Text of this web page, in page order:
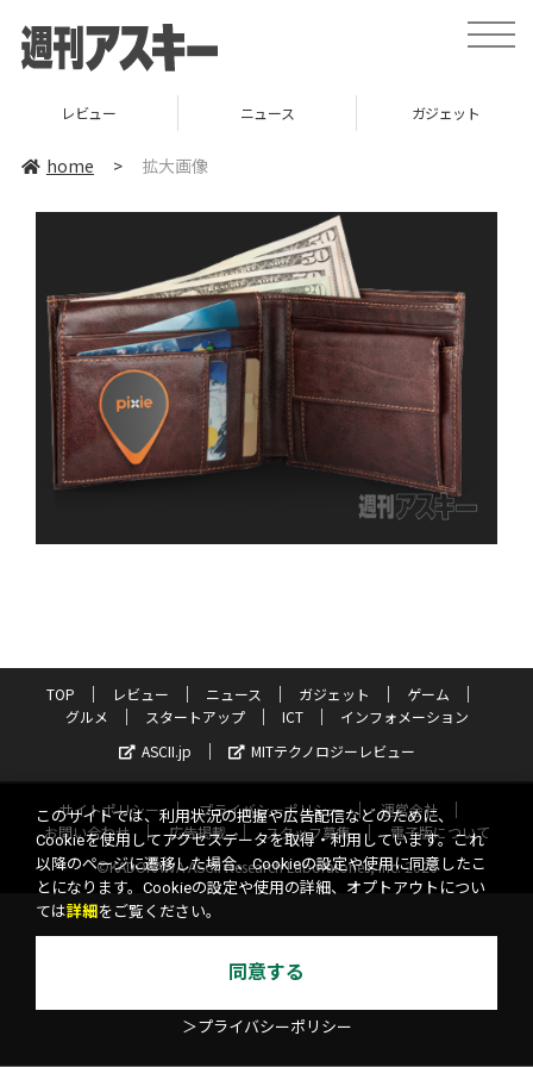
toggle
レビュー ニュース ガジェット
home > 拡大画像
TOP レビュー ニュース ガジェット
ゲーム
グルメ
スタートアップ ICT
インフォメーション
ASCII.jp
MITテクノロジーレビュー
サイトポリシー プライバシーポリシー
運営会社
お問い合わせ
広告掲載 スタッフ募集
電子版について
©KADOKAWA ASCII Research Laboratories, Inc. 2026
このサイトでは、利用状況の把握や広告配信などのために、
Cookieを使用してアクセスデータを取得・利用しています。これ
以降のページに遷移した場合、Cookieの設定や使用に同意したこ
とになります。Cookieの設定や使用の詳細、オプトアウトについ
ては詳細 をご覧ください。
同意する
＞プライバシーポリシー